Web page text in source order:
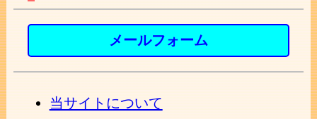
メールフォーム
当サイトについて